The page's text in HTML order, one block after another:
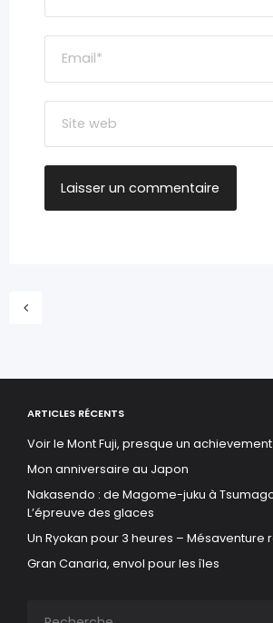
ARTICLES RÉCENTS
Voir le Mont Fuji, presque un achievement
Mon anniversaire au Japon
Nakasendo : de Magome-juku à
L’épreuve des glaces
Un Ryokan pour 3 heures – Mésaventure
Gran Canaria, envol pour les îles